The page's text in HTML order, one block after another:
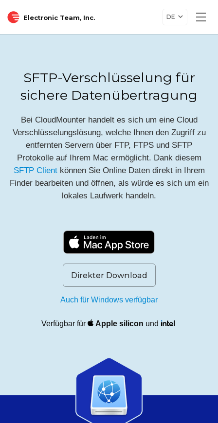
Electronic Team, Inc. DE
SFTP-Verschlüsselung für
sichere Datenübertragung
Bei CloudMounter handelt es sich um eine Cloud
Verschlüsselungslösung, welche Ihnen den Zugriff zu
entfernten Servern über FTP, FTPS und SFTP
Protokolle auf Ihrem Mac ermöglicht. Dank diesem
SFTP Clientkönnen Sie Online Daten direkt in Ihrem
Finder bearbeiten und öffnen, als würde es sich um ein
lokales Laufwerk handeln.
Direkter Download
Auch für Windows verfügbar
Verfügbar für Apple silicon und